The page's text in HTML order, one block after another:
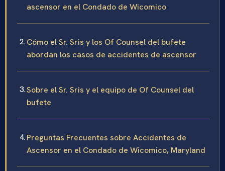
ascensor en el Condado de Wicomico
Cómo el Sr. Sris y los Of Counsel del bufete
abordan los casos de accidentes de ascensor
Sobre el Sr. Sris y el equipo de Of Counsel del
bufete
Preguntas Frecuentes sobre Accidentes de
Ascensor en el Condado de Wicomico, Maryland